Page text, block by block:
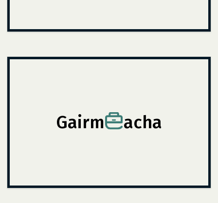
Gairm acha